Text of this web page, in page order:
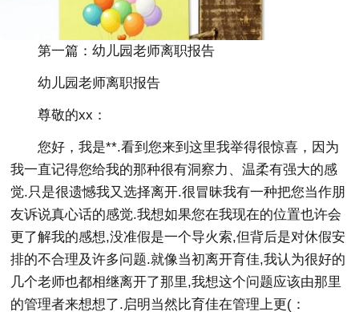
第一篇：幼儿园老师离职报告
幼儿园老师离职报告
尊敬的xx：
您好，我是**.看到您来到这里我举得很惊喜，因为
我一直记得您给我的那种很有洞察力、温柔有强大的感
觉.只是很遗憾我又选择离开.很冒昧我有一种把您当作朋
友诉说真心话的感觉.我想如果您在我现在的位置也许会
更了解我的感想,没准假是一个导火索,但背后是对休假安
排的不合理及许多问题.就像当初离开育佳,我认为很好的
几个老师也都相继离开了那里,我想这个问题应该由那里
的管理者来想想了.启明当然比育佳在管理上更(：